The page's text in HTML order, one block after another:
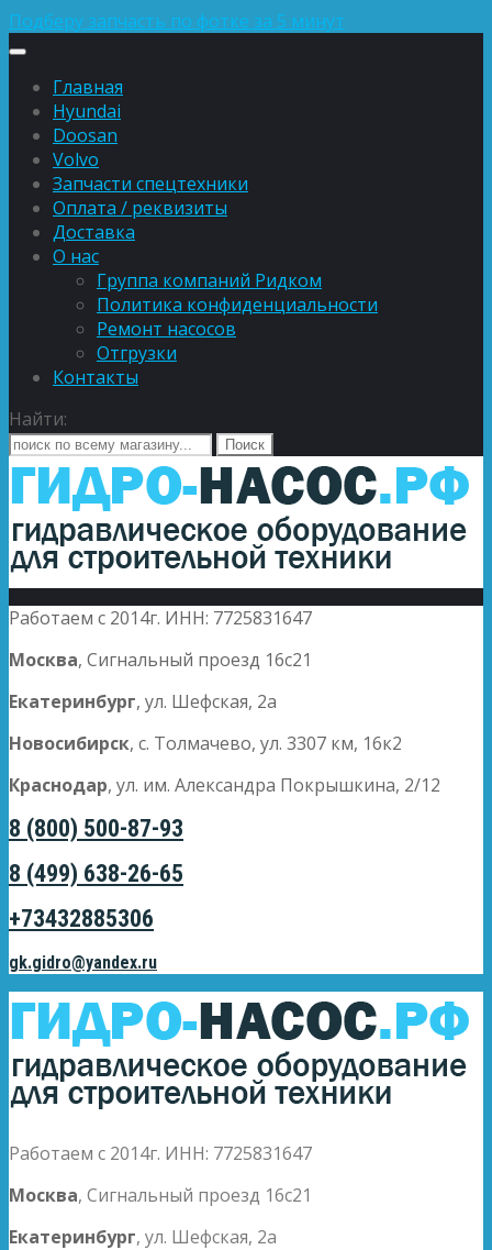
Подберу запчасть по фотке за 5 минут
Главная
Hyundai
Doosan
Volvo
Запчасти спецтехники
Оплата / реквизиты
Доставка
О нас
Группа компаний Ридком
Политика конфиденциальности
Ремонт насосов
Отгрузки
Контакты
Найти:
Работаем с 2014г. ИНН: 7725831647
Москва, Сигнальный проезд 16с21
Екатеринбург, ул. Шефская, 2а
Новосибирск, с. Толмачево, ул. 3307 км, 16к2
Краснодар, ул. им. Александра Покрышкина, 2/12
8 (800) 500-87-93
8 (499) 638-26-65
+73432885306
gk.gidro@yandex.ru
Работаем с 2014г. ИНН: 7725831647
Москва, Сигнальный проезд 16с21
Екатеринбург, ул. Шефская, 2а